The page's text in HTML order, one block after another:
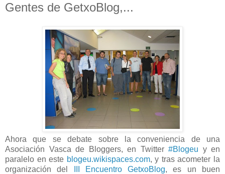
Gentes de GetxoBlog,...
Ahora que se debate sobre la conveniencia de una
Asociación Vasca de Bloggers, en Twitter #Blogeu y en
paralelo en este blogeu.wikispaces.com, y tras acometer la
organización del
III Encuentro GetxoBlog, es un buen